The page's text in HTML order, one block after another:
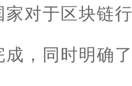
家对于区块链
成，同时明确